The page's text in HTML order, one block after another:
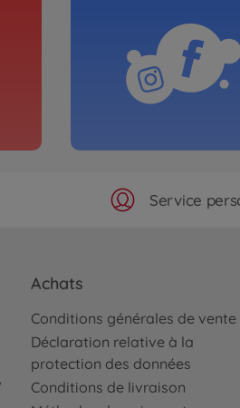
Service
Achats
Conditions générales de vente
Déclaration relative à la
protection des données
Conditions de livraison